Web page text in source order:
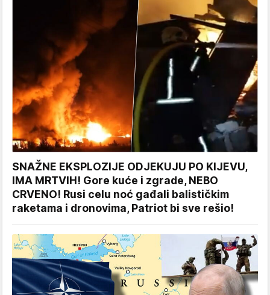
SNAŽNE EKSPLOZIJE ODJEKUJU PO KIJEVU,
IMA MRTVIH! Gore kuće i zgrade, NEBO
CRVENO! Rusi celu noć gađali balističkim
raketama i dronovima, Patriot bi sve rešio!